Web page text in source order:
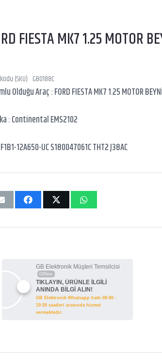
FIESTA MK7 1.25 MOTOR
(SKU): GB0188C
Olduğu Araç : FORD FIESTA MK7 1.25 MOTOR BEYNİ
: Continental EMS2102
12A650-UC S180047061C THT2 J38AC
GB Elektronik Müşteri Temsilcisi
Offline
TIKLAYIN, ÜRÜNLE İLGİLİ
ANINDA BİLGİ ALIN!
GB Elektronik Whatsapp hattı 08:00 -
19:30 saatleri arasında hizmet
vermektedir.